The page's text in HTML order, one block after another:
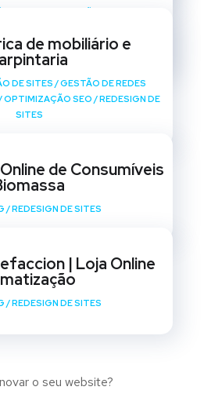
SITESde mobiliário e
DE SITES /GESTÃO DE REDES
OPTIMIZAÇÃO SEO /REDESIGN DE
SITES
de Consumíveis
/REDESIGN DE SITES
| Loja Online
/REDESIGN DE SITES
o seu website?